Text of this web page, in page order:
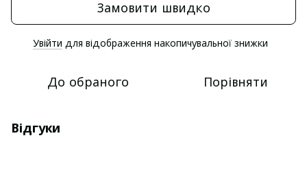
Замовити швидко
Увійти для відображення накопичувальної знижки
До обраного Порівняти
Відгуки